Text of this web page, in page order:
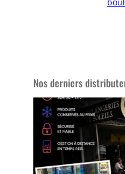
Nos derniers